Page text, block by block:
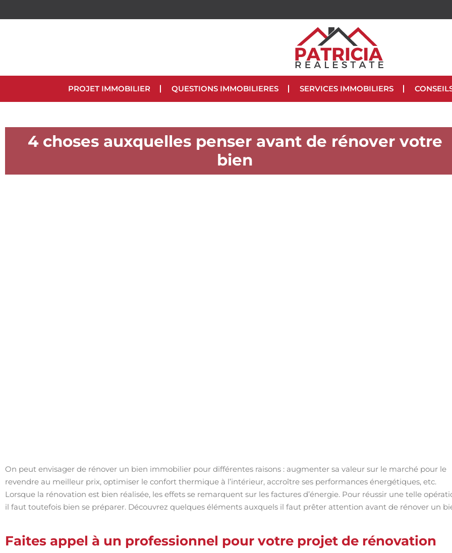
PROJET IMMOBILIER QUESTIONS IMMOBILIERES SERVICES IMMOBILIERS
4 choses auxquelles penser avant de rénover votre
bien
On peut envisager de rénover un bien immobilier pour différentes raisons : augmenter sa valeur sur le marché pour le
revendre au meilleur prix, optimiser le confort thermique à l’intérieur, accroître ses performances énergétiques, etc.
Lorsque la rénovation est bien réalisée, les effets se remarquent sur les factures d’énergie. Pour réussir une telle
il faut toutefois bien se préparer. Découvrez quelques éléments auxquels il faut prêter attention avant de rénover un
Faites appel à un professionnel pour votre projet de rénovation